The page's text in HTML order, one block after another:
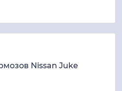
Nissan Juke